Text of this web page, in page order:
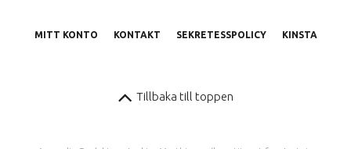
MITT KONTO KONTAKT SEKRETESSPOLICY KINSTA
Tillbaka till toppen